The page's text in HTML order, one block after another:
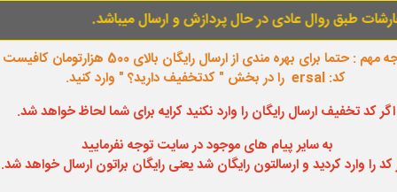
عادی در حال پردازش و ارسال میباشد. برای
مهم : حتما برای بهره مندی از ارسال رایگان بالای 500 هزارتومان کافیست
کد: ersal را در بخش " کدتخفیف دارید؟ " وارد کنید.
اگر کد تخفیف ارسال رایگان را وارد نکنید کرایه برای شما لحاظ خواهد شد.
به سایر پیام های موجود در سایت توجه نفرمایید
کد را وارد کردید و ارسالتون رایگان شد یعنی رایگان براتون ارسال خواهد شد.